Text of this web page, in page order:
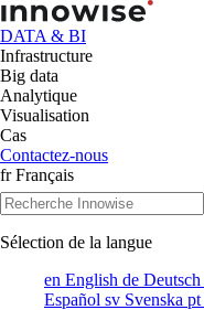
DATA & BI
Infrastructure
Big data
Analytique
Visualisation
Cas
Contactez-nous
fr Français
Sélection de la langue
en English de Deutsch
Español sv Svenska pt